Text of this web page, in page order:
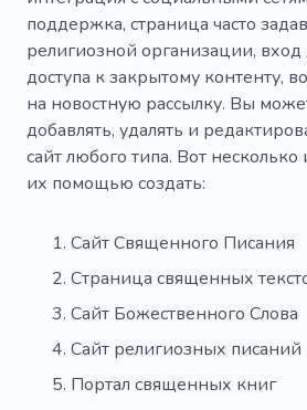
поддержка, страница часто
религиозной организации, вход
доступа к закрытому контенту,
на новостную рассылку. Вы
добавлять, удалять и
сайт любого типа. Вот
их помощью создать:
Сайт Священного Писания
Страница священных
Сайт Божественного Слова
Сайт религиозных писаний
Портал священных книг